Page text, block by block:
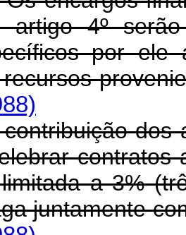
artigo 4º
por ele
dos
a 3%
juntamente